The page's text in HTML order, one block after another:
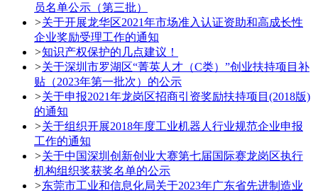
员名单公示（第三批）
>关于开展龙华区2021年市场准入认证资助和高成长性
企业奖励受理工作的通知
>知识产权保护的几点建议！
>关于深圳市罗湖区“菁英人才（C类）”创业扶持项目补
贴（2023年第一批次）的公示
>关于申报2021年龙岗区招商引资奖励扶持项目(2018版)
的通知
>关于组织开展2018年度工业机器人行业规范企业申报
工作的通知
>关于中国深圳创新创业大赛第七届国际赛龙岗区执行
机构组织奖获奖名单的公示
>东莞市工业和信息化局关于2023年广东省先进制造业